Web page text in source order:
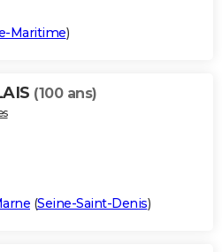
Maritime)
(100 ans)
(Seine-Saint-Denis)